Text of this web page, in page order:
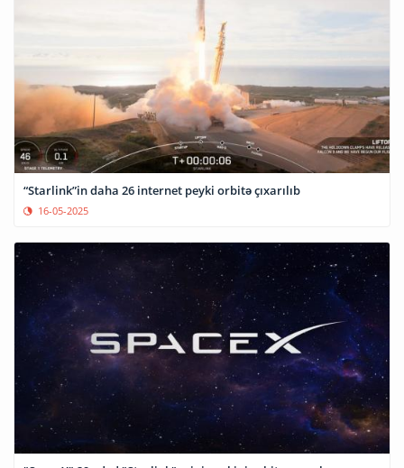
“Starlink”in daha 26 internet peyki orbitə çıxarılıb
16-05-2025